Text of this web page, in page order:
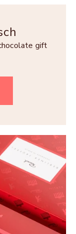
gift